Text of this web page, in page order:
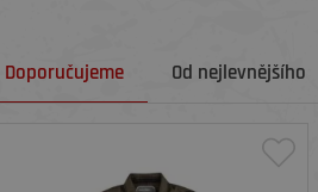
Doporučujeme Od nejlevnějšího